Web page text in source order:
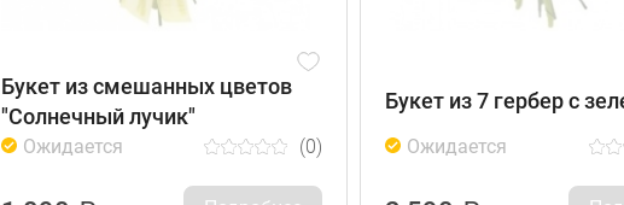
Букет из смешанных цветов
"Солнечный лучик"
Ожидается (0)
Букет из 7 гербер с
Ожидается